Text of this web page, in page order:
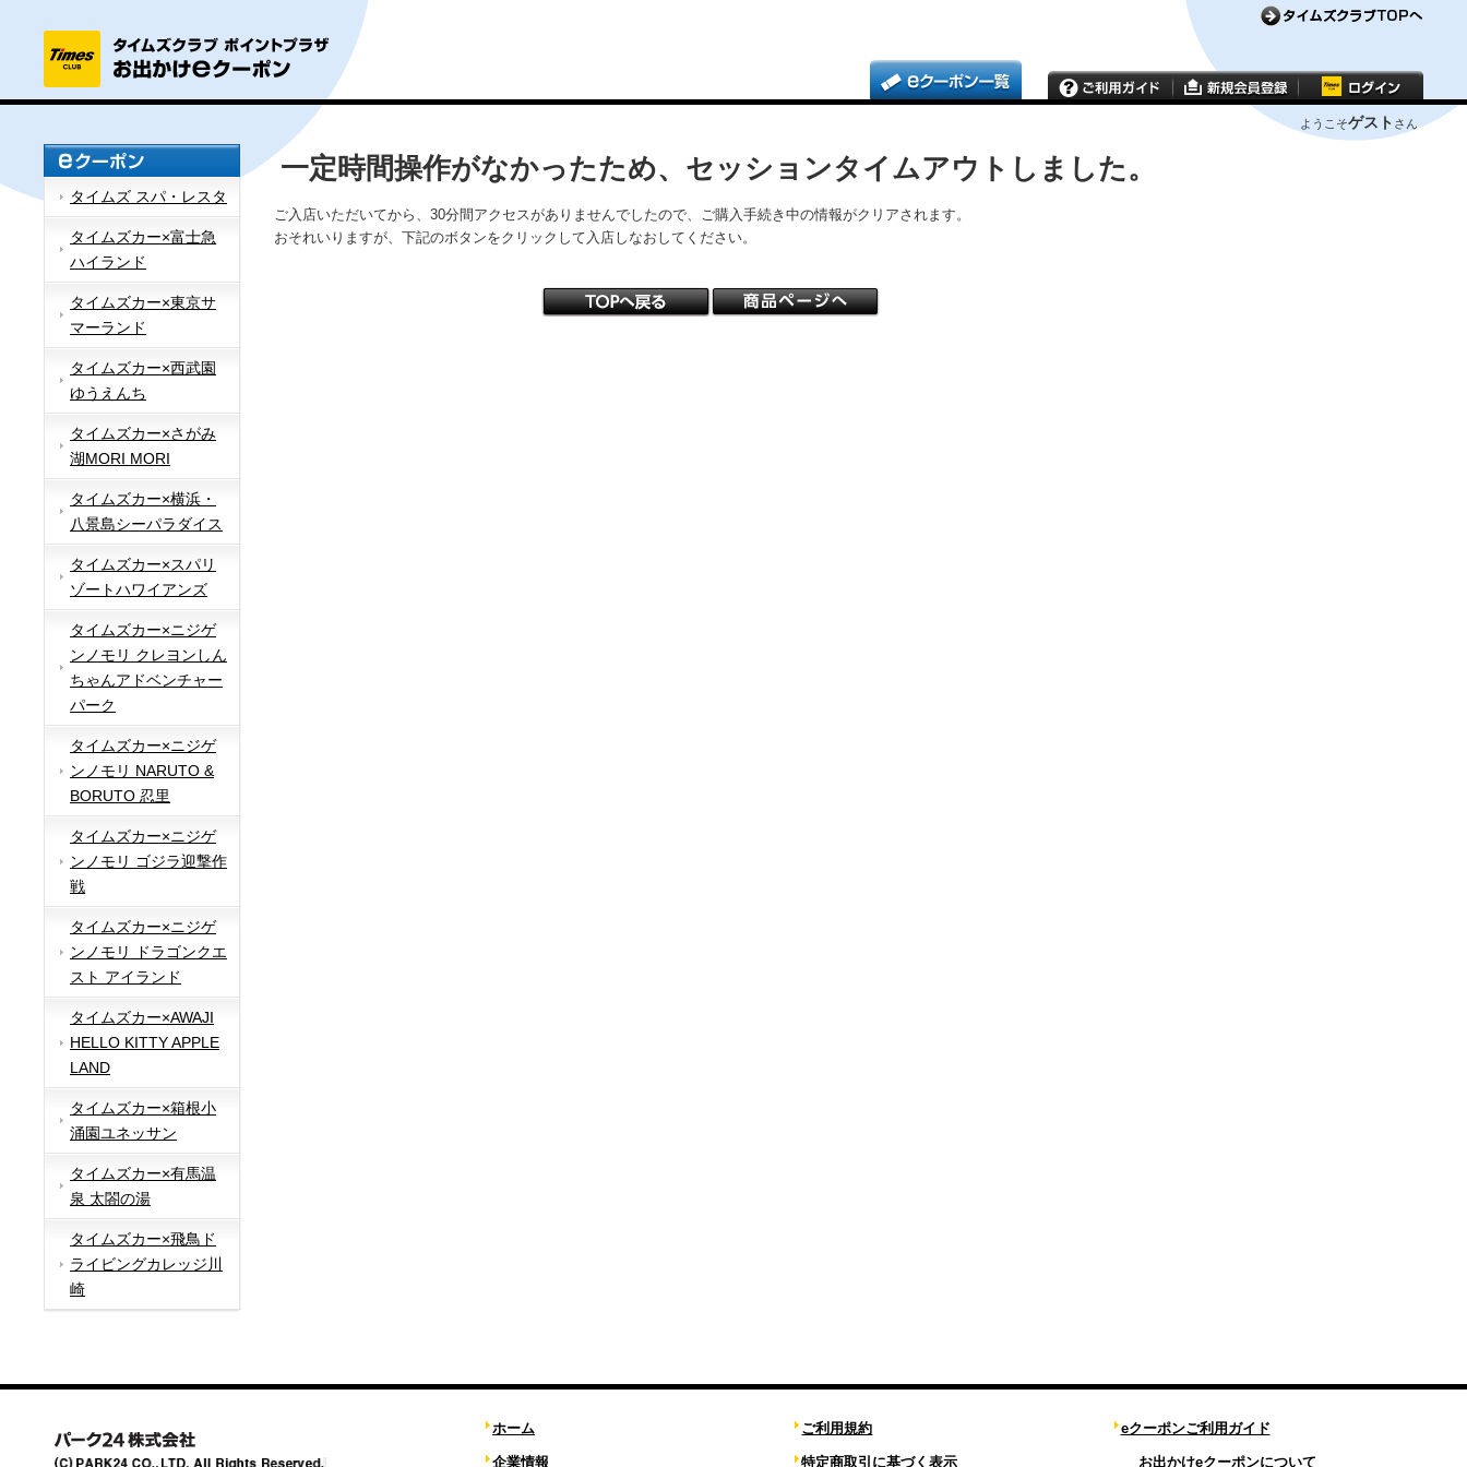
ようこそゲスト さん
タイムズ スパ・レスタ
タイムズカー×富士急
ハイランド
タイムズカー×東京サ
マーランド
タイムズカー×西武園
ゆうえんち
タイムズカー×さがみ
湖MORI MORI
タイムズカー×横浜・
八景島シーパラダイス
タイムズカー×スパリ
ゾートハワイアンズ
タイムズカー×ニジゲ
ンノモリ クレヨンしん
ちゃんアドベンチャー
パーク
タイムズカー×ニジゲ
ンノモリ NARUTO &
BORUTO 忍里
タイムズカー×ニジゲ
ンノモリ ゴジラ迎撃作
戦
タイムズカー×ニジゲ
ンノモリ ドラゴンクエ
スト アイランド
タイムズカー×AWAJI
HELLO KITTY APPLE
LAND
タイムズカー×箱根小
涌園ユネッサン
タイムズカー×有馬温
泉 太閤の湯
タイムズカー×飛鳥ド
ライビングカレッジ川
崎
一定時間操作がなかったため、セッションタイムアウトしました。
ご入店いただいてから、30分間アクセスがありませんでしたので、ご購入手続き中の情報がクリアされます。
おそれいりますが、下記のボタンをクリックして入店しなおしてください。
ホーム
企業情報
ご利用規約
特定商取引に基づく表示
eクーポンご利用ガイド
お出かけeクーポンについて